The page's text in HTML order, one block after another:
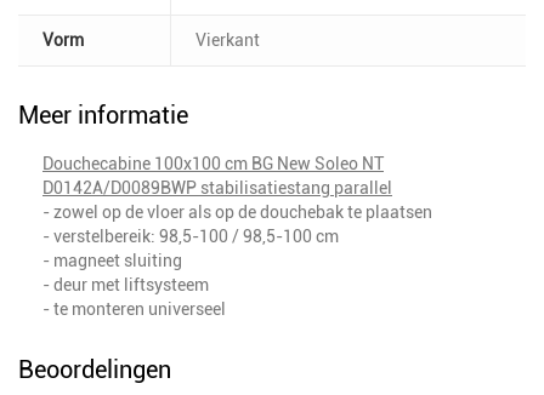
Vorm Vierkant
Meer informatie
Douchecabine 100x100 cm BG New Soleo NT
D0142A/D0089BWP stabilisatiestang parallel
- zowel op de vloer als op de douchebak te plaatsen
- verstelbereik: 98,5-100 / 98,5-100 cm
- magneet sluiting
- deur met liftsysteem
- te monteren universeel
Beoordelingen